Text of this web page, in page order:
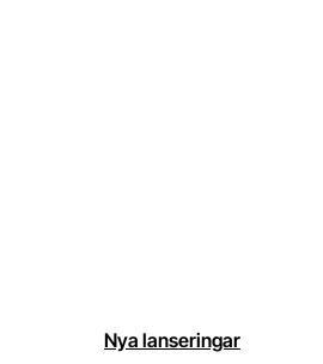
Nya lanseringar